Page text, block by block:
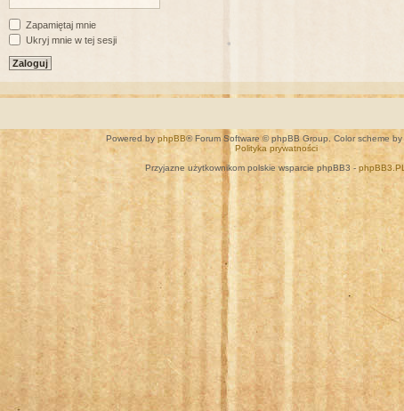
Zapamiętaj mnie
Ukryj mnie w tej sesji
Powered by phpBB® Forum Software © phpBB Group. Color scheme by
Polityka prywatności
Przyjazne użytkownikom polskie wsparcie phpBB3 - phpBB3.PL